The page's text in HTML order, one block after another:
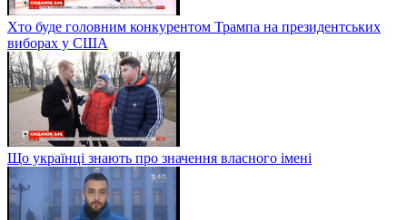
Хто буде головним конкурентом Трампа на президентських
виборах у США
Що українці знають про значення власного імені